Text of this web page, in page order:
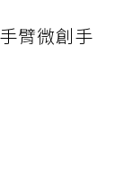
臂微創手